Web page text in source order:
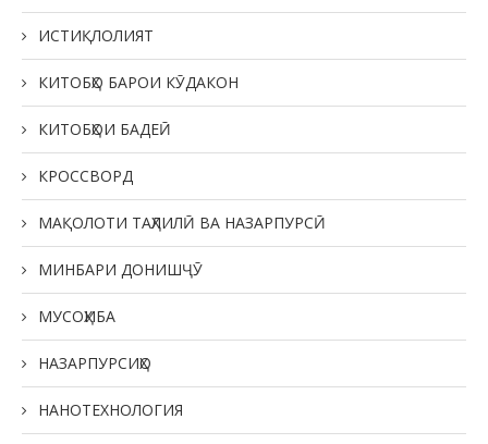
ИСТИҚЛОЛИЯТ
КИТОБҲО БАРОИ КӮДАКОН
КИТОБҲОИ БАДЕӢ
КРОССВОРД
МАҚОЛОТИ ТАҲЛИЛӢ ВА НАЗАРПУРСӢ
МИНБАРИ ДОНИШҶӮ
МУСОҲИБА
НАЗАРПУРСИҲО
НАНОТЕХНОЛОГИЯ